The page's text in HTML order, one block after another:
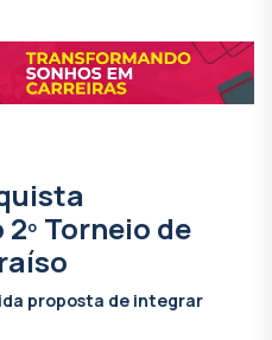
Torneio de
proposta de integrar